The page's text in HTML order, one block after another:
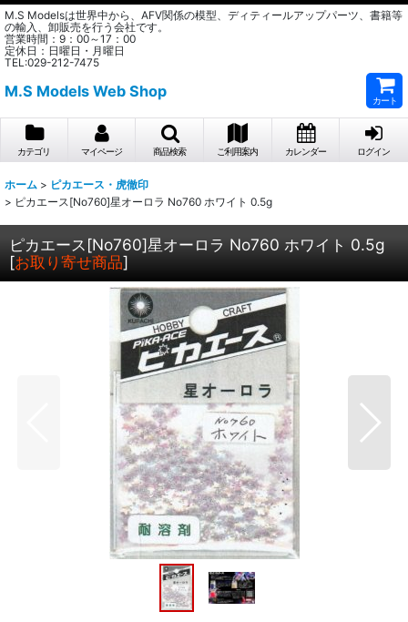
M.S Modelsは世界中から、AFV関係の模型、ディティールアップパーツ、書籍等
の輸入、卸販売を行う会社です。
営業時間：9：00～17：00
定休日：日曜日・月曜日
TEL:029-212-7475
M.S Models Web Shop
カート
カテゴリ マイページ 商品検索 ご利用案内 カレンダー ログイン
ホーム > ピカエース・虎徹印
> ピカエース[No760]星オーロラ No760 ホワイト 0.5g
ピカエース[No760]星オーロラ No760 ホワイト 0.5g
[お取り寄せ商品]